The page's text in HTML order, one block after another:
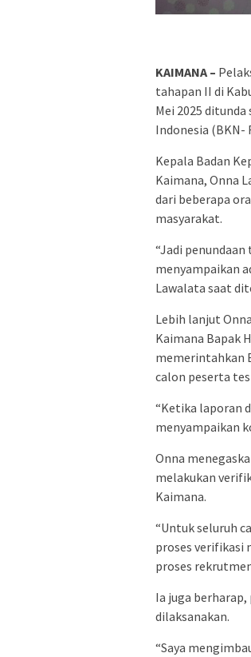
KAIMANA –
tahapan II di
Mei 2025
Indonesia (BKN-
Kepala Badan
Kaimana, Onna
dari beberapa
masyarakat.
“Jadi
menyampaikan
Lawalata saat
Lebih lanjut
Kaimana Bapak
memerintahkan
calon peserta
“Ketika laporan
menyampaikan
Onna
melakukan
Kaimana.
“Untuk seluruh
proses verifikasi
proses
Ia juga
dilaksanakan.
“Saya